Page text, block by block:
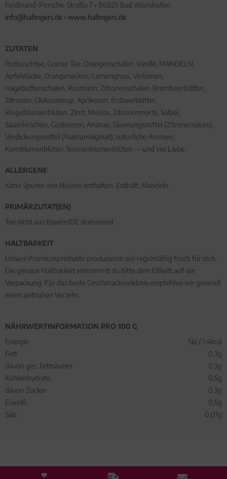
Ferdinand-Porsche-Straße 7 • 86825 Bad Wörishofen
info@hallingers.de • www.hallingers.de
ZUTATEN
Rotbuschtee, Grüner Tee, Orangenschalen, Vanille, MANDELN,
Apfelstücke, Orangenecken, Lemongrass, Verbenen,
Hagebuttenschalen, Rosmarin, Zitronenschalen, Brombeerblätter,
Zitronen, Glukosesirup, Aprikosen, Erdbeerblätter,
Ringelblumenblüten, Zimt, Melisse, Zitronenmyrte, Salbei,
Sauerkirschen, Gojibeeren, Ananas, Säuerungsmittel (Zitronensäure),
Verdickungsmittel (Natriumalginat), natürliche Aromen,
Kornblumenblüten, Sonnenblumenblüten — und viel Liebe.
ALLERGENE
Kann Spuren von Nüssen enthalten. Enthält: Mandeln.
PRIMÄRZUTAT(EN)
Tee nicht aus Bayern/DE stammend
HALTBARKEIT
Unsere Premiumprodukte produzieren wir regelmäßig frisch für dich.
Die genaue Haltbarkeit entnimmst du bitte dem Etikett auf der
Verpackung. Für das beste Geschmackserlebnis empfehlen wir generell
einen zeitnahen Verzehr.
NÄHRWERTINFORMATION PRO 100 G
Energie
5kJ / 1,4kcal
Fett
0,3g
davon ges. Fettsäuren
0,3g
Kohlenhydrate
0,5g
davon Zucker
0,3g
Eiweiß
0,5g
Salz
0,01g